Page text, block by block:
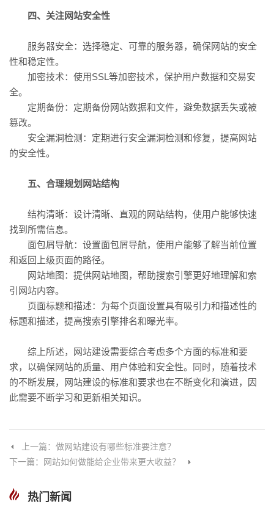
四、关注网站安全性
服务器安全：选择稳定、可靠的服务器，确保网站的安全
性和稳定性。
加密技术：使用SSL等加密技术，保护用户数据和交易安
全。
定期备份：定期备份网站数据和文件，避免数据丢失或被
篡改。
安全漏洞检测：定期进行安全漏洞检测和修复，提高网站
的安全性。
五、合理规划网站结构
结构清晰：设计清晰、直观的网站结构，使用户能够快速
找到所需信息。
面包屑导航：设置面包屑导航，使用户能够了解当前位置
和返回上级页面的路径。
网站地图：提供网站地图，帮助搜索引擎更好地理解和索
引网站内容。
页面标题和描述：为每个页面设置具有吸引力和描述性的
标题和描述，提高搜索引擎排名和曝光率。
综上所述，网站建设需要综合考虑多个方面的标准和要
求，以确保网站的质量、用户体验和安全性。同时，随着技术
的不断发展，网站建设的标准和要求也在不断变化和演进，因
此需要不断学习和更新相关知识。
上一篇：做网站建设有哪些标准要注意？
下一篇：网站如何做能给企业带来更大收益？
热门新闻